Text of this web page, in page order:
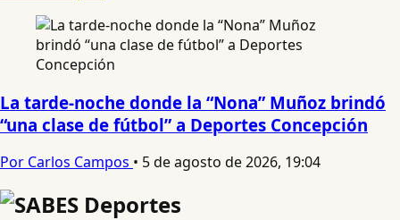
La tarde-noche donde la “Nona” Muñoz brindó
“una clase de fútbol” a Deportes Concepción
Por Carlos Campos • 5 de agosto de 2026, 19:04